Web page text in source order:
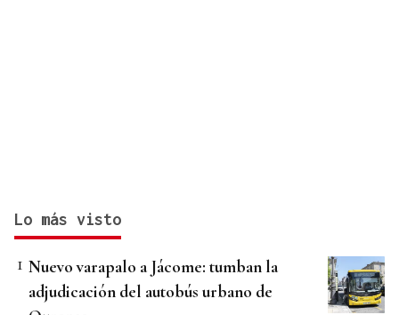
Lo más visto
Nuevo varapalo a Jácome: tumban la
adjudicación del autobús urbano de